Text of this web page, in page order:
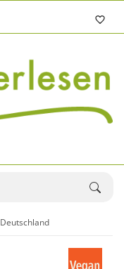
Deutschland